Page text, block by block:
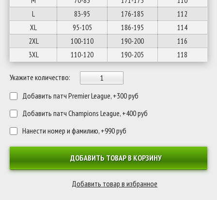
L
83-95 176-185
112
XL
95-105 186-195
114
2XL
100-110 190-200
116
3XL
110-120 190-205 118
Укажите количество:
Добавить патч Premier League, +300 руб
Добавить патч Champions League, +400 руб
Нанести номер и фамилию, +990 руб
ДОБАВИТЬ ТОВАР В КОРЗИНУ